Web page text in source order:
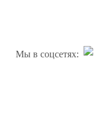
Мы в соцсетях: